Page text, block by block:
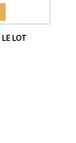
LE LOT